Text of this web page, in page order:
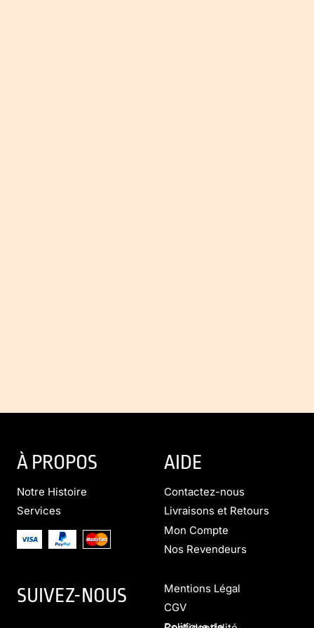
À PROPOS
Notre Histoire
Services
AIDE
Contactez-nous
Livraisons et Retours
Mon Compte
Nos Revendeurs
SUIVEZ-NOUS
Mentions Légal
CGV